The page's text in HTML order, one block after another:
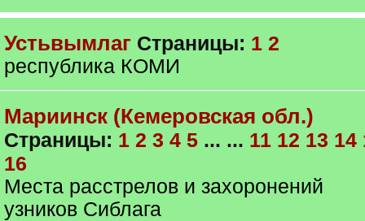
Устьвымлаг Страницы: 1 2
республика КОМИ
Мариинск (Кемеровская обл.)
Страницы: 1 2 3 4 5 ... ... 11 12 13 14
16
Места расстрелов и захоронений
узников Сиблага